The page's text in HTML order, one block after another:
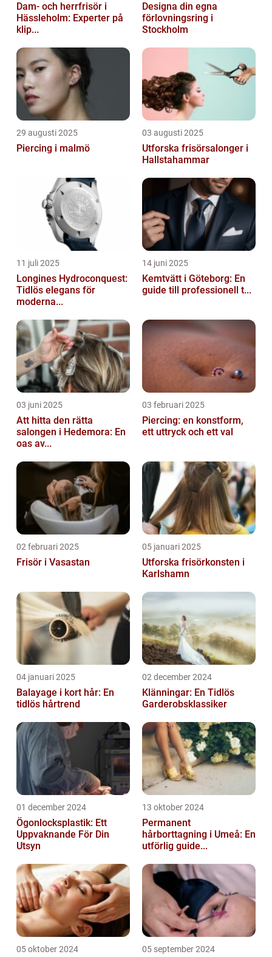
Dam- och herrfrisör i
Hässleholm: Experter på
klip...
Designa din egna
förlovningsring i
Stockholm
29 augusti 2025
Piercing i malmö
03 augusti 2025
Utforska frisörsalonger i
Hallstahammar
11 juli 2025
Longines Hydroconquest:
Tidlös elegans för
moderna...
14 juni 2025
Kemtvätt i Göteborg: En
guide till professionell t...
03 juni 2025
Att hitta den rätta
salongen i Hedemora: En
oas av...
03 februari 2025
Piercing: en konstform,
ett uttryck och ett val
02 februari 2025
Frisör i Vasastan
05 januari 2025
Utforska frisörkonsten i
Karlshamn
04 januari 2025
Balayage i kort hår: En
tidlös hårtrend
02 december 2024
Klänningar: En Tidlös
Garderobsklassiker
01 december 2024
Ögonlocksplastik: Ett
Uppvaknande För Din
Utsyn
13 oktober 2024
Permanent
hårborttagning i Umeå: En
utförlig guide...
05 oktober 2024 05 september 2024